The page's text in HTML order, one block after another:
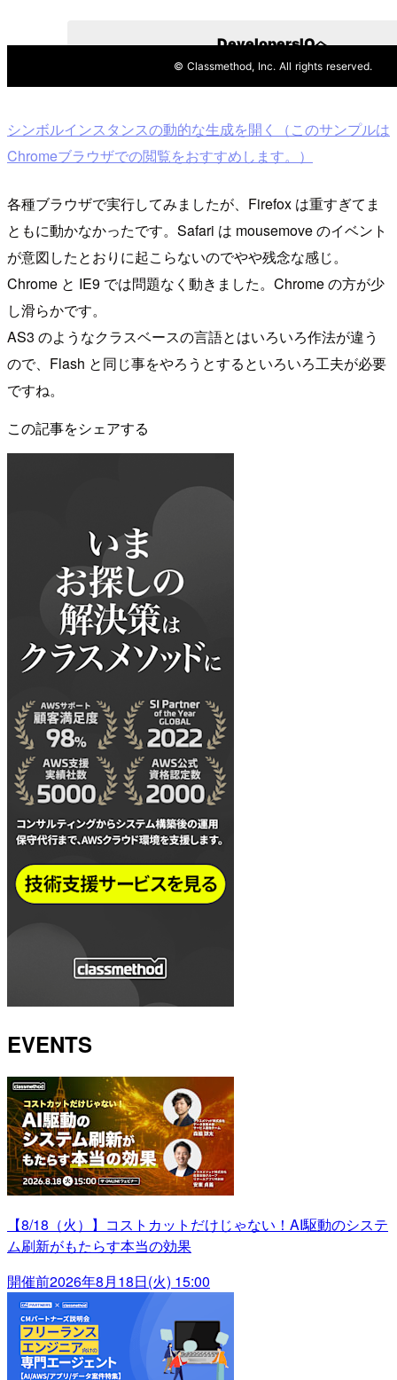
シンボルインスタンスの動的な生成を開く（このサンプルは
Chromeブラウザでの閲覧をおすすめします。）
各種ブラウザで実行してみましたが、Firefox は重すぎてま
ともに動かなかったです。Safari は mousemove のイベント
が意図したとおりに起こらないのでやや残念な感じ。
Chrome と IE9 では問題なく動きました。Chrome の方が少
し滑らかです。
AS3 のようなクラスベースの言語とはいろいろ作法が違う
ので、Flash と同じ事をやろうとするといろいろ工夫が必要
ですね。
この記事をシェアする
EVENTS
【8/18（火）】コストカットだけじゃない！AI駆動のシステ
ム刷新がもたらす本当の効果
開催前2026年8月18日(火) 15:00